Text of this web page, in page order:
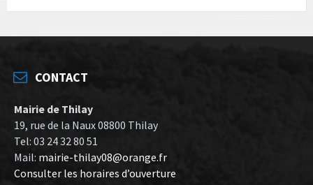
CONTACT
Mairie de Thilay
19, rue de la Naux 08800 Thilay
Tel: 03 24 32 80 51
Mail: mairie-thilay08@orange.fr
Consulter les horaires d’ouverture